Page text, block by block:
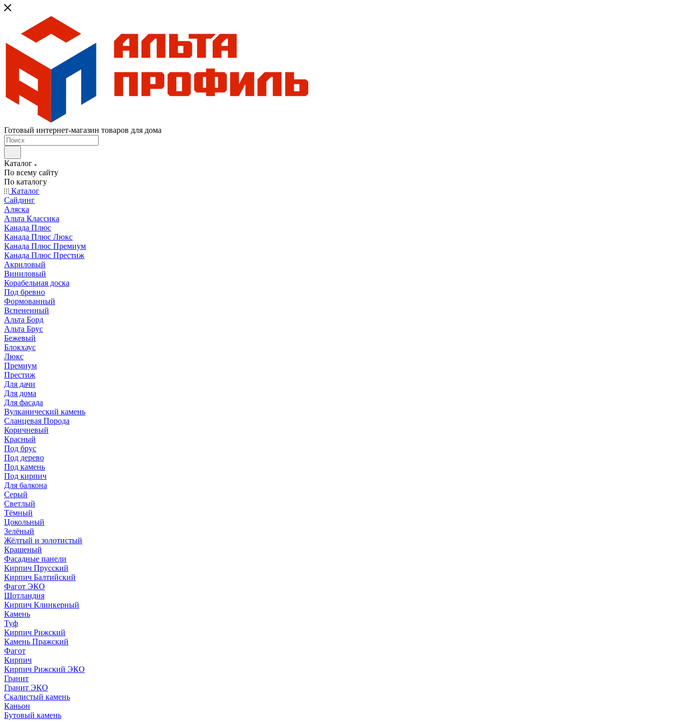
Готовый интернет-магазин товаров для дома
Каталог
По всему сайту
По каталогу
Каталог
Сайдинг
Аляска
Альта Классика
Канада Плюс
Канада Плюс Люкс
Канада Плюс Премиум
Канада Плюс Престиж
Акриловый
Виниловый
Корабельная доска
Под бревно
Формованный
Вспененный
Альта Борд
Альта Брус
Бежевый
Блокхаус
Люкс
Премиум
Престиж
Для дачи
Для дома
Для фасада
Вулканический камень
Сланцевая Порода
Коричневый
Красный
Под брус
Под дерево
Под камень
Под кирпич
Для балкона
Серый
Светлый
Тёмный
Цокольный
Зелёный
Жёлтый и золотистый
Крашеный
Фасадные панели
Кирпич Прусский
Кирпич Балтийский
Фагот ЭКО
Шотландия
Кирпич Клинкерный
Камень
Туф
Кирпич Рижский
Камень Пражский
Фагот
Кирпич
Кирпич Рижский ЭКО
Гранит
Гранит ЭКО
Скалистый камень
Каньон
Бутовый камень